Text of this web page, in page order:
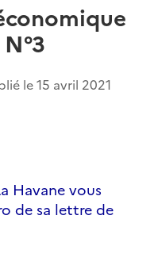
le15 avril 2021
Havane vous
de sa lettre de